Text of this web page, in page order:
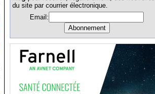
du site par courrier électronique.
Email: